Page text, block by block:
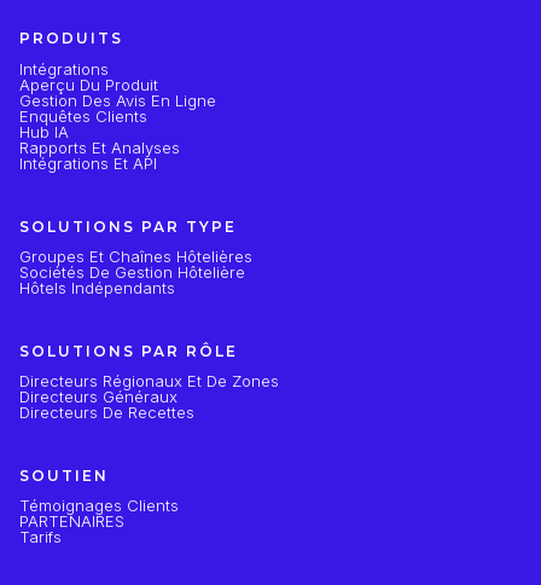
PRODUITS
Intégrations
Aperçu Du Produit
Gestion Des Avis En Ligne
Enquêtes Clients
Hub IA
Rapports Et Analyses
Intégrations Et API
SOLUTIONS PAR TYPE
Groupes Et Chaînes Hôtelières
Sociétés De Gestion Hôtelière
Hôtels Indépendants
SOLUTIONS PAR RÔLE
Directeurs Régionaux Et De Zones
Directeurs Généraux
Directeurs De Recettes
SOUTIEN
Témoignages Clients
PARTENAIRES
Tarifs